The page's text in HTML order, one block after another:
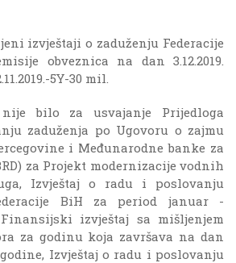
izvještaji o zaduženju Federacije
obveznica na dan 3.12.2019.
5Y-30 mil.
bilo za usvajanje Prijedloga
zaduženja po Ugovoru o zajmu
i Međunarodne banke za
za Projekt modernizacije vodnih
Izvještaj o radu i poslovanju
BiH za period januar -
izvještaj sa mišljenjem
za godinu koja završava na dan
godine, Izvještaj o radu i poslovanju